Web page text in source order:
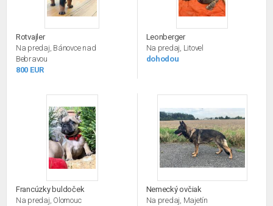
Rotvajler
Na predaj, Bánovce nad
Bebravou
800 EUR
Leonberger
Na predaj, Litovel
dohodou
Francúzky buldoček
Na predaj, Olomouc
Nemecký ovčiak
Na predaj, Majetín